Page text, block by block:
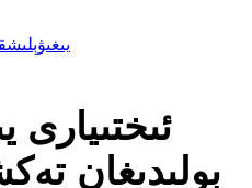
ئىختىيارى
بولىدىغان